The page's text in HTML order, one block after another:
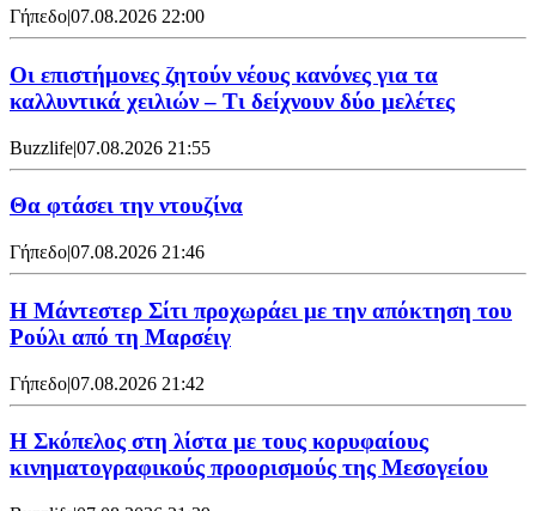
Γήπεδο|07.08.2026 22:00
Οι επιστήμονες ζητούν νέους κανόνες για τα
καλλυντικά χειλιών – Τι δείχνουν δύο μελέτες
Buzzlife|07.08.2026 21:55
Θα φτάσει την ντουζίνα
Γήπεδο|07.08.2026 21:46
Η Μάντεστερ Σίτι προχωράει με την απόκτηση του
Ρούλι από τη Μαρσέιγ
Γήπεδο|07.08.2026 21:42
Η Σκόπελος στη λίστα με τους κορυφαίους
κινηματογραφικούς προορισμούς της Μεσογείου